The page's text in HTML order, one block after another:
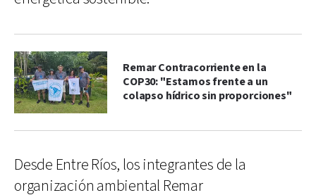
Remar Contracorriente en la
COP30: "Estamos frente a un
colapso hídrico sin proporciones"
Desde Entre Ríos, los integrantes de la
organización ambiental Remar